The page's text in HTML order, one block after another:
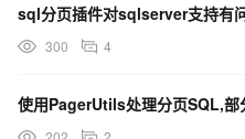
sql分页插件对sqlserver支持有
300 4
使用PagerUtils处理分页SQL,